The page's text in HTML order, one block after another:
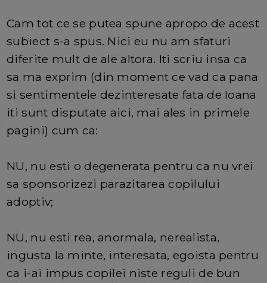
Cam tot ce se putea spune apropo de acest
subiect s-a spus. Nici eu nu am sfaturi
diferite mult de ale altora. Iti scriu insa ca
sa ma exprim (din moment ce vad ca pana
si sentimentele dezinteresate fata de Ioana
iti sunt disputate aici, mai ales in primele
pagini) cum ca:
NU, nu esti o degenerata pentru ca nu vrei
sa sponsorizezi parazitarea copilului
adoptiv;
NU, nu esti rea, anormala, nerealista,
ingusta la minte, interesata, egoista pentru
ca i-ai impus copilei niste reguli de bun